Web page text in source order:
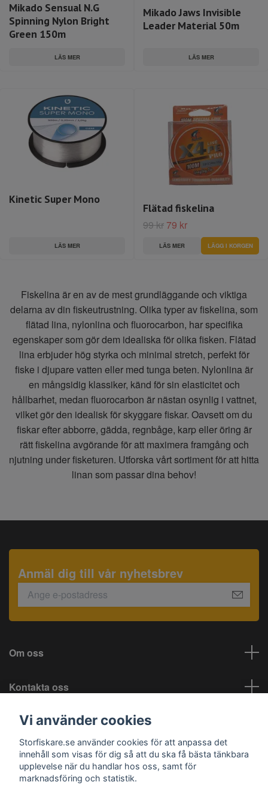
Mikado Sensual N.G
Spinning Nylon Bright
Green 150m
LÄS MER
Mikado Jaws Invisible
Leader Material 50m
LÄS MER
Kinetic Super Mono
LÄS MER
Flätad fiskelina
99 kr 79 kr
LÄS MER LÄGG I KORGEN
Fiskelina är en av de mest grundläggande och viktiga
delarna av din fiskeutrustning. Olika typer av fiskelina, som
flätad lina, nylonlina och fluorocarbon, har specifika
egenskaper som gör dem idealiska för olika fisken. Flätad
lina erbjuder hög styrka och minimal stretch, perfekt för
fiske i djupare vatten eller med tunga beten. Nylonlina är
en mångsidig klassiker, känd för sin elasticitet och
hållbarhet, medan fluorocarbon är nästan osynlig i vattnet,
vilket gör den idealisk för skyggare fiskar. Oavsett om du
fiskar efter abborre, gädda, regnbåge, karp eller öring är
rätt fiskelina avgörande för att maximera framgång och
njutning under fisketuren. Utforska vårt sortiment för att hitta
linan som passar dina behov!
Anmäl dig till vår nyhetsbrev
Om oss
Kontakta oss
Information
Sociala medier
Vi använder cookies
Storfiskare.se använder cookies för att anpassa det
innehåll som visas för dig så att du ska få bästa tänkbara
upplevelse när du handlar hos oss, samt för
marknadsföring och statistik.